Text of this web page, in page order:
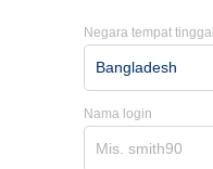
Negara tempat tinggal
Bangladesh
Nama login